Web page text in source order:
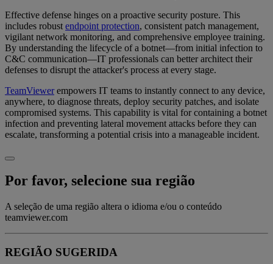
Effective defense hinges on a proactive security posture. This
includes robust endpoint protection, consistent patch management,
vigilant network monitoring, and comprehensive employee training.
By understanding the lifecycle of a botnet—from initial infection to
C&C communication—IT professionals can better architect their
defenses to disrupt the attacker's process at every stage.
TeamViewerempowers IT teams to instantly connect to any device,
anywhere, to diagnose threats, deploy security patches, and isolate
compromised systems. This capability is vital for containing a botnet
infection and preventing lateral movement attacks before they can
escalate, transforming a potential crisis into a manageable incident.
Por favor, selecione sua região
A seleção de uma região altera o idioma e/ou o conteúdo
teamviewer.com
REGIÃO SUGERIDA